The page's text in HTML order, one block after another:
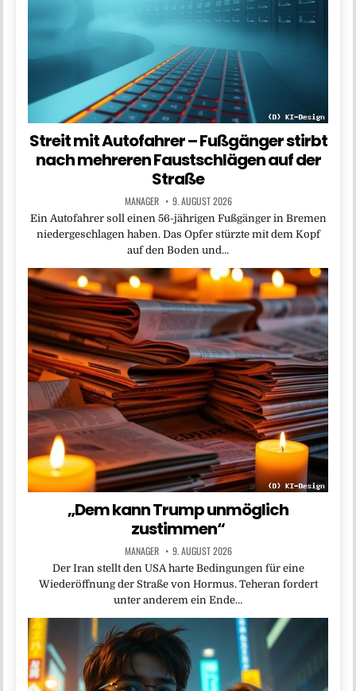
Streit mit Autofahrer – Fußgänger stirbt
nach mehreren Faustschlägen auf der
Straße
MANAGER 9. AUGUST 2026
Ein Autofahrer soll einen 56-jährigen Fußgänger in Bremen
niedergeschlagen haben. Das Opfer stürzte mit dem Kopf
auf den Boden und…
„Dem kann Trump unmöglich
zustimmen“
MANAGER 9. AUGUST 2026
Der Iran stellt den USA harte Bedingungen für eine
Wiederöffnung der Straße von Hormus. Teheran fordert
unter anderem ein Ende…